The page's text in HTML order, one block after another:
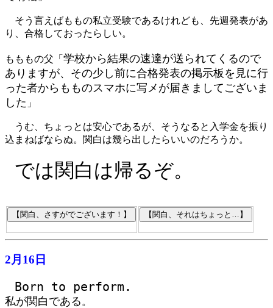
そう言えばももの私立受験であるけれども、先週発表があ
り、合格しておったらしい。
もももの父「 学校から結果の速達が送られてくるので
ありますが、その少し前に合格発表の掲示板を見に行
った者からもものスマホに写メが届きましてございま
した 」
うむ、ちょっとは安心であるが、そうなると入学金を振り
込まねばならぬ。関白は幾ら出したらいいのだろうか。
では関白は帰るぞ。
2月16日
Born to perform.
私が関白である 。